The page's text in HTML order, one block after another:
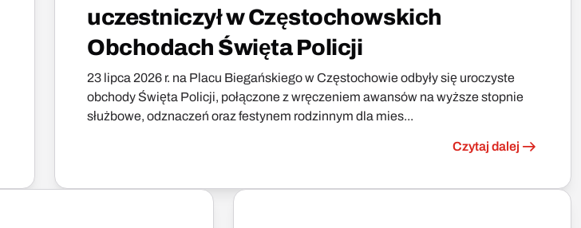
uczestniczył w Częstochowskich
Obchodach Święta Policji
23 lipca 2026 r. na Placu Biegańskiego w Częstochowie odbyły się uroczyste
obchody Święta Policji, połączone z wręczeniem awansów na wyższe stopnie
służbowe, odznaczeń oraz festynem rodzinnym dla mies...
Czytaj dalej